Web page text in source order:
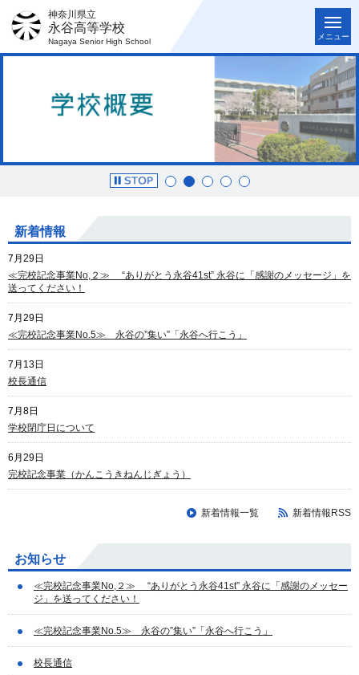
神奈川県立
永谷高等学校
Nagaya Senior High School
メニュー
新着情報
7月29日
≪完校記念事業No,２≫ “ありがとう永谷41st” 永谷に「感謝のメッセージ」を
送ってください！
7月29日
≪完校記念事業No.5≫ 永谷の”集い”「永谷へ行こう」
7月13日
校長通信
7月8日
学校閉庁日について
6月29日
完校記念事業（かんこうきねんじぎょう）
新着情報一覧 新着情報RSS
お知らせ
≪完校記念事業No,２≫ “ありがとう永谷41st” 永谷に「感謝のメッセー
ジ」を送ってください！
≪完校記念事業No.5≫ 永谷の”集い”「永谷へ行こう」
校長通信